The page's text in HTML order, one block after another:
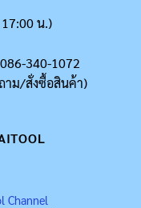
น.)
340-1072
าม/สั่งซื้อสินค้า)
Channel